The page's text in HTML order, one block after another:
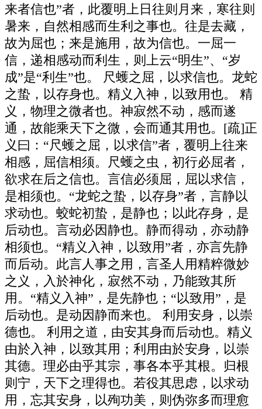
来者信也”者，此覆明上日往则月来，寒往则
暑来，自然相感而生利之事也。往是去藏，
故为屈也；来是施用，故为信也。一屈一
信，递相感动而利生，则上云“明生”、“岁
成”是“利生”也。 尺蠖之屈，以求信也。龙蛇
之蛰，以存身也。精义入神，以致用也。 精
义，物理之微者也。神寂然不动，感而遂
通，故能乘天下之微，会而通其用也。[疏]正
义曰：“尺蠖之屈，以求信”者，覆明上往来
相感，屈信相须。尺蠖之虫，初行必屈者，
欲求在后之信也。言信必须屈，屈以求信，
是相须也。“龙蛇之蛰，以存身”者，言静以
求动也。蛟蛇初蛰，是静也；以此存身，是
后动也。言动必因静也。静而得动，亦动静
相须也。“精义入神，以致用”者，亦言先静
而后动。此言人事之用，言圣人用精粹微妙
之义，入於神化，寂然不动，乃能致其所
用。“精义入神”，是先静也；“以致用”，是
后动也。是动因静而来也。 利用安身，以崇
德也。 利用之道，由安其身而后动也。精义
由於入神，以致其用；利用由於安身，以崇
其德。理必由乎其宗，事各本乎其根。归根
则宁，天下之理得也。若役其思虑，以求动
用，忘其安身，以殉功美，则伪弥多而理愈